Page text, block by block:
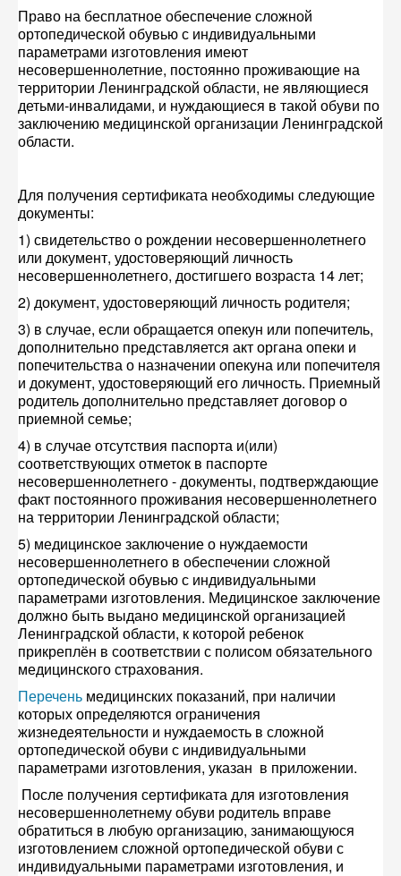
Право на бесплатное обеспечение сложной
ортопедической обувью с индивидуальными
параметрами изготовления имеют
несовершеннолетние, постоянно проживающие на
территории Ленинградской области, не являющиеся
детьми-инвалидами, и нуждающиеся в такой обуви по
заключению медицинской организации Ленинградской
области.
Для получения сертификата необходимы следующие
документы:
1) свидетельство о рождении несовершеннолетнего
или документ, удостоверяющий личность
несовершеннолетнего, достигшего возраста 14 лет;
2) документ, удостоверяющий личность родителя;
3) в случае, если обращается опекун или попечитель,
дополнительно представляется акт органа опеки и
попечительства о назначении опекуна или попечителя
и документ, удостоверяющий его личность. Приемный
родитель дополнительно представляет договор о
приемной семье;
4) в случае отсутствия паспорта и(или)
соответствующих отметок в паспорте
несовершеннолетнего - документы, подтверждающие
факт постоянного проживания несовершеннолетнего
на территории Ленинградской области;
5) медицинское заключение о нуждаемости
несовершеннолетнего в обеспечении сложной
ортопедической обувью с индивидуальными
параметрами изготовления. Медицинское заключение
должно быть выдано медицинской организацией
Ленинградской области, к которой ребенок
прикреплён в соответствии с полисом обязательного
медицинского страхования.
Перечень медицинских показаний, при наличии
которых определяются ограничения
жизнедеятельности и нуждаемость в сложной
ортопедической обуви с индивидуальными
параметрами изготовления, указан в приложении.
После получения сертификата для изготовления
несовершеннолетнему обуви родитель вправе
обратиться в любую организацию, занимающуюся
изготовлением сложной ортопедической обуви с
индивидуальными параметрами изготовления, и